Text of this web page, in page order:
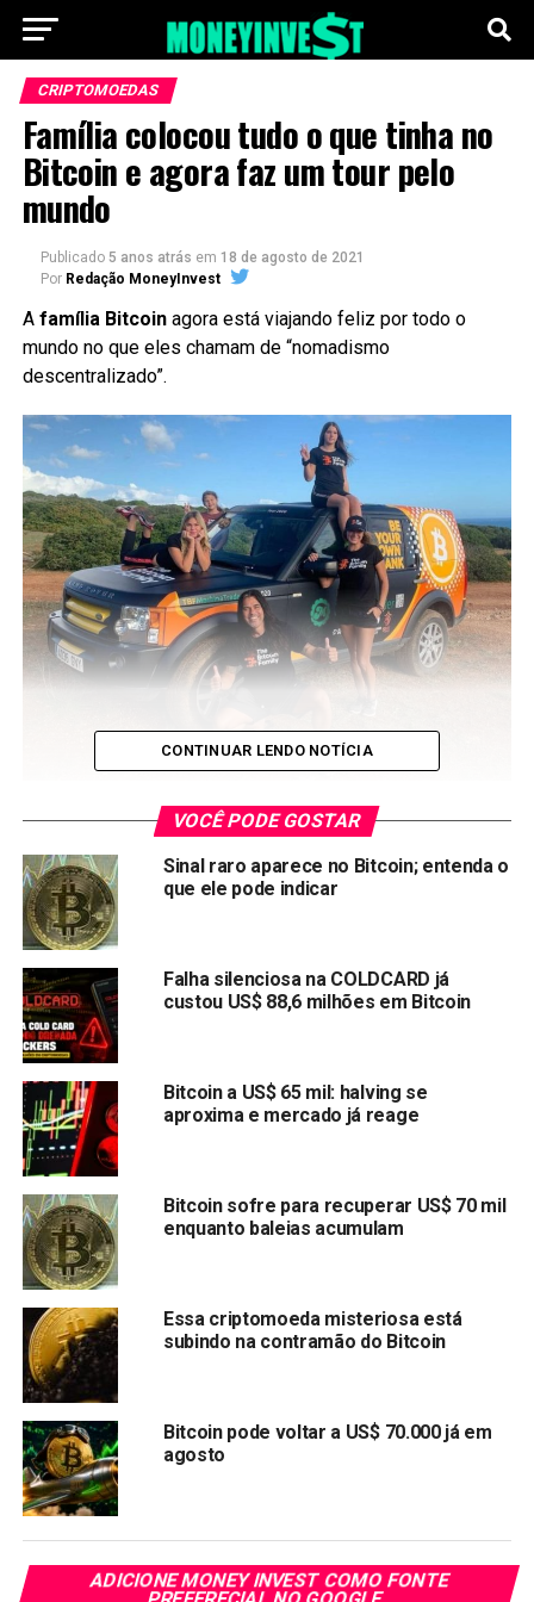
CRIPTOMOEDAS
Família colocou tudo o que tinha no
Bitcoin e agora faz um tour pelo
mundo
Publicado 5 anos atrás em 18 de agosto de 2021
Por Redação MoneyInvest
A família Bitcoinagora está viajando feliz por todo o
mundo no que eles chamam de “nomadismo
descentralizado”.
venderamtudo o que possuíam e colocaram todo o seu
dinheiro no
Eles venderam seu negócio de treinamento em
informática, uma casa de 2.500 m2, brinquedos e tudo,
“Eu escolho que minha vida nunca seja entediante e ver a
vida como uma aventura. Às vezes, na vida, você dá
melhores coisas. Eu dei muitos passos como esses em
minha vida e nunca me arrependo deles. Assim como a
medida que dei ao vender todos os pertences de nossas
investir tudo em Bitcoin.”
Segundo Taihuttu, o maior benefício que a família
experimentou foi a liberdade. A família agora está viajando
CONTINUAR LENDO NOTÍCIA
VOCÊ PODE GOSTAR
Sinal raro aparece no Bitcoin; entenda o
que ele pode indicar
Falha silenciosa na COLDCARD já
custou US$ 88,6 milhões em Bitcoin
Bitcoin a US$ 65 mil: halving se
aproxima e mercado já reage
Bitcoin sofre para recuperar US$ 70 mil
enquanto baleias acumulam
Essa criptomoeda misteriosa está
subindo na contramão do Bitcoin
Bitcoin pode voltar a US$ 70.000 já em
agosto
ADICIONE MONEY INVEST COMO FONTE